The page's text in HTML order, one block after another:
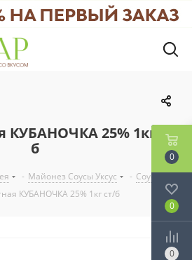
КУБАНОЧКА 25% 1кг ст/
б
- Майонез Соусы Уксус - Соусы
-
КУБАНОЧКА 25% 1кг ст/б
0
0
0